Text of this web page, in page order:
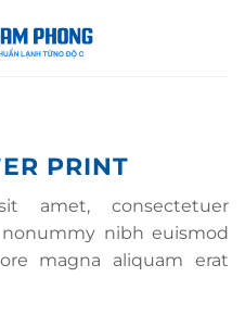
PRINT
amet, consectetuer
nibh euismod
magna aliquam erat